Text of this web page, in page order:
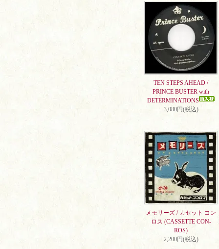
TEN STEPS AHEAD /
PRINCE BUSTER with
DETERMINATIONS
3,080円(税込)
メモリーズ / カセット コン
ロス (CASSETTE CON-
ROS)
2,200円(税込)